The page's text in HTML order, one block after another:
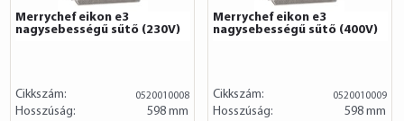
Merrychef eikon e3
nagysebességű sűtő (230V)
Cikkszám: 0520010008
Hosszúság:
598 mm
Merrychef eikon e3
nagysebességű sűtő (400V)
Cikkszám: 0520010009
Hosszúság:
598 mm